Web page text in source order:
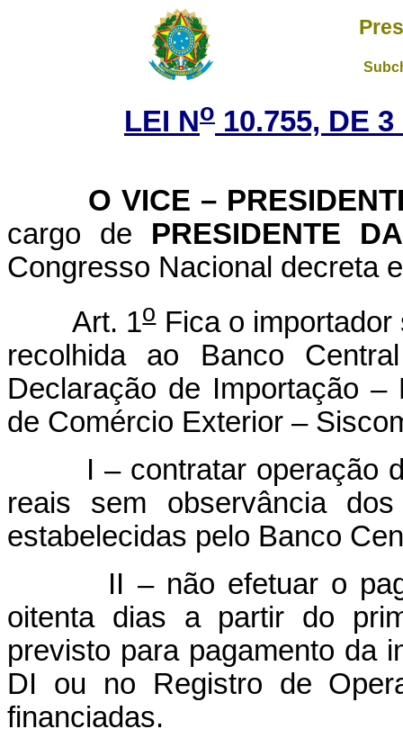
LEI No 10.755, DE
O VICE –
cargo de PRESIDENTE
Congresso Nacional decreta
Art. 1oFica o importador
recolhida ao Banco
Declaração de Importação
de Comércio Exterior –
I – contratar operação de
reais sem observância
estabelecidas pelo Banco
II – não efetuar o
oitenta dias a partir do
previsto para pagamento da
DI ou no Registro de
financiadas.